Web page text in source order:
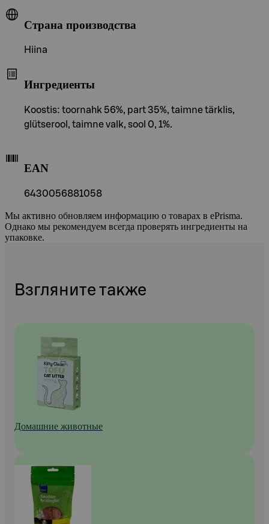
Страна производства
Hiina
Ингредиенты
Koostis: toornahk 56%, part 35%, taimne tärklis,
glütserool, taimne valk, sool 0, 1%.
EAN
6430056881058
Мы активно обновляем информацию о товарах в ePrisma.
Однако мы рекомендуем всегда проверять ингредиенты на
упаковке.
Взгляните также
Домашние животные